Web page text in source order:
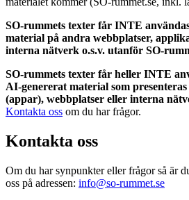
SO-rummets texter får INTE
material på andra webbplatser,
interna nätverk o.s.v. utanför SO-
SO-rummets texter får heller INTE
AI-genererat material som
(appar), webbplatser eller interna
Kontakta oss om du har frågor.
Kontakta oss
Om du har synpunkter eller frågor så är
oss på adressen: info@so-rummet.se